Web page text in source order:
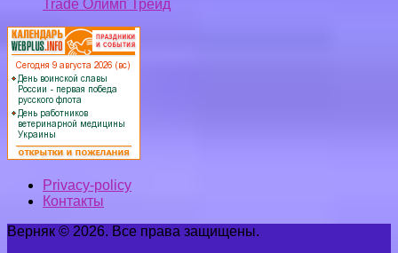
Trade Олимп Трейд
Privacy-policy
Контакты
Верняк © 2026. Все права защищены.